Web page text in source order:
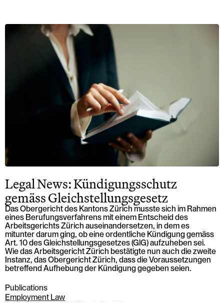
Legal News: Kündigungsschutz
gemäss Gleichstellungsgesetz
Das Obergericht des Kantons Zürich musste sich im Rahmen
eines Berufungsverfahrens mit einem Entscheid des
Arbeitsgerichts Zürich auseinandersetzen, in dem es
mitunter darum ging, ob eine ordentliche Kündigung gemäss
Art. 10 des Gleichstellungsgesetzes (GlG) aufzuheben sei.
Wie das Arbeitsgericht Zürich bestätigte nun auch die zweite
Instanz, das Obergericht Zürich, dass die Voraussetzungen
betreffend Aufhebung der Kündigung gegeben seien.
Publications
Employment Law